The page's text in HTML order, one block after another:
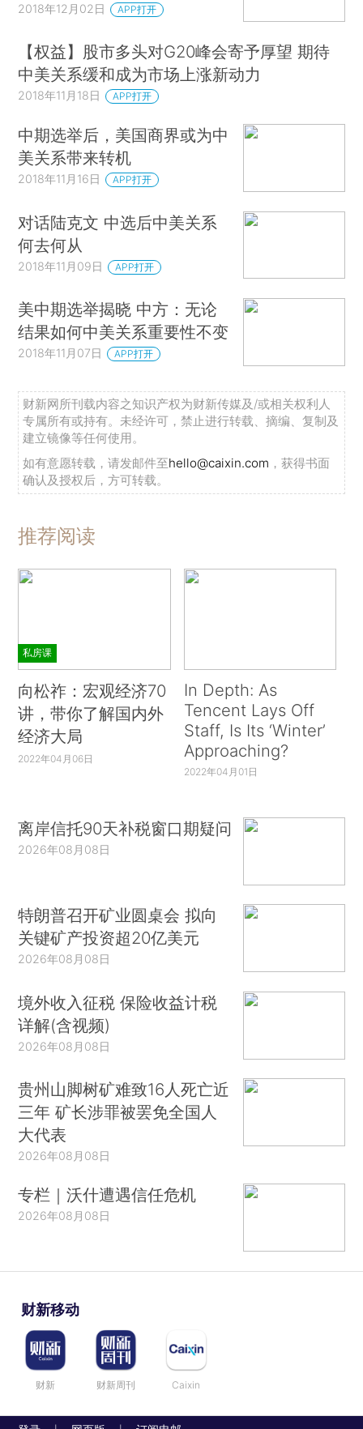
2018年12月02日 APP打开
【权益】股市多头对G20峰会寄予厚望 期待
中美关系缓和成为市场上涨新动力
2018年11月18日 APP打开
中期选举后，美国商界或为中
美关系带来转机
2018年11月16日 APP打开
对话陆克文 中选后中美关系
何去何从
2018年11月09日 APP打开
美中期选举揭晓 中方：无论
结果如何中美关系重要性不变
2018年11月07日 APP打开
财新网所刊载内容之知识产权为财新传媒及/或相关权利人
专属所有或持有。未经许可，禁止进行转载、摘编、复制及
建立镜像等任何使用。
如有意愿转载，请发邮件至hello@caixin.com ，获得书面
确认及授权后，方可转载。
推荐阅读
私房课
向松祚：宏观经济70
讲，带你了解国内外
经济大局
2022年04月06日
In Depth: As
Tencent Lays Off
Staff, Is Its ‘Winter’
Approaching?
2022年04月01日
离岸信托90天补税窗口期疑问
2026年08月08日
特朗普召开矿业圆桌会 拟向
关键矿产投资超20亿美元
2026年08月08日
境外收入征税 保险收益计税
详解(含视频)
2026年08月08日
贵州山脚树矿难致16人死亡近
三年 矿长涉罪被罢免全国人
大代表
2026年08月08日
专栏｜沃什遭遇信任危机
2026年08月08日
财新移动
财新 财新周刊 Caixin